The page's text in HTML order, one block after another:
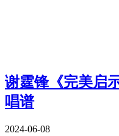
谢霆锋《完美启
唱谱
2024-06-08